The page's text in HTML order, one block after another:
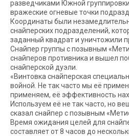
разведчиками Южной
вражеские огневые точки
Координаты были
снайперских подразделений,
заданный квадрат и уничтожили
Снайпер группы с позывным
снайперов противника и вышел
снайперской дуэли.
«Винтовка снайперская
войной. Не так часто мы её
применяем, её эффективность
Используем её не так часто, но
сказал снайпер с позывным
Время ожидания целей для
составляет от 8 часов до